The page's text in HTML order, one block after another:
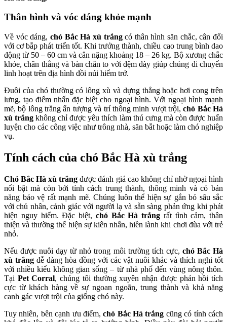
Thân hình và vóc dáng khỏe mạnh
Về vóc dáng, chó Bắc Hà xù trắngcó thân hình săn chắc, cân đối
với cơ bắp phát triển tốt. Khi trưởng thành, chiều cao trung bình dao
động từ 50 – 60 cm và cân nặng khoảng 18 – 26 kg. Bộ xương chắc
khỏe, chân thẳng và bàn chân to với đệm dày giúp chúng di chuyển
linh hoạt trên địa hình đồi núi hiểm trở.
Đuôi của chó thường có lông xù và dựng thẳng hoặc hơi cong trên
lưng, tạo điểm nhấn đặc biệt cho ngoại hình. Với ngoại hình mạnh
mẽ, bộ lông trắng ấn tượng và trí thông minh vượt trội,chó Bắc Hà
xù trắng không chỉ được yêu thích làm thú cưng mà còn được huấn
luyện cho các công việc như trông nhà, săn bắt hoặc làm chó nghiệp
vụ.
Tính cách của chó Bắc Hà xù trắng
Chó Bắc Hà xù trắng được đánh giá cao không chỉ nhờ ngoại hình
nổi bật mà còn bởi tính cách trung thành, thông minh và có bản
năng bảo vệ rất mạnh mẽ. Chúng luôn thể hiện sự gắn bó sâu sắc
với chủ nhân, cảnh giác với người lạ và sẵn sàng phản ứng khi phát
hiện nguy hiểm. Đặc biệt, chó Bắc Hà trắng rất tình cảm, thân
thiện và thường thể hiện sự kiên nhẫn, hiền lành khi chơi đùa với trẻ
nhỏ.
Nếu được nuôi dạy từ nhỏ trong môi trường tích cực, chó Bắc Hà
xù trắngdễ dàng hòa đồng với các vật nuôi khác và thích nghi tốt
với nhiều kiểu không gian sống – từ nhà phố đến vùng nông thôn.
Tại Pet Corral, chúng tôi thường xuyên nhận được phản hồi tích
cực từ khách hàng về sự ngoan ngoãn, trung thành và khả năng
canh gác vượt trội của giống chó này.
Tuy nhiên, bên cạnh ưu điểm,chó Bắc Hà trắng cũng có tính cách